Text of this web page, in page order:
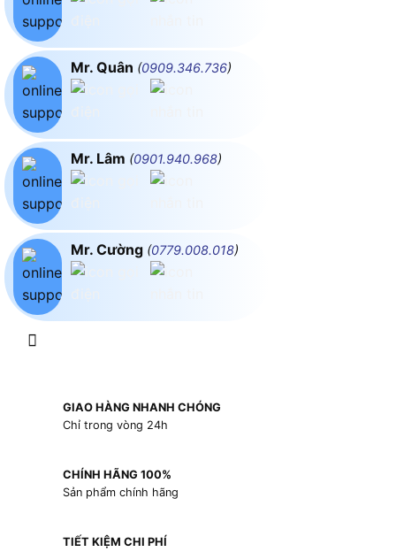
Mr. Quân (0909.346.736)
Mr. Lâm (0901.940.968)
Mr. Cường (0779.008.018)
GIAO HÀNG NHANH CHÓNG
Chỉ trong vòng 24h
CHÍNH HÃNG 100%
Sản phẩm chính hãng
TIẾT KIỆM CHI PHÍ